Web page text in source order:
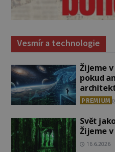
Vesmír a technologie
Žijeme v
pokud
PREMIUM
Svět
Žijeme
16.6.2026